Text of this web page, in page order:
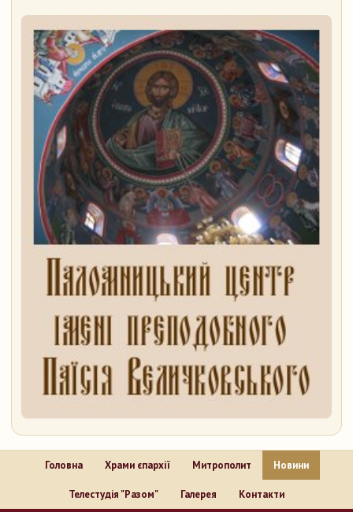
Головна Храми єпархії Митрополит Новини
Телестудія "Разом" Галерея Контакти